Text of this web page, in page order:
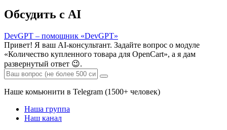
Обсудить с AI
DevGPT – помощник «DevGPT»
Привет! Я ваш AI-консультант. Задайте вопрос о модуле
«Количество купленного товара для OpenCart», а я дам
развернутый ответ 😉.
Наше комьюнити в Telegram (1500+ человек)
Наша группа
Наш канал